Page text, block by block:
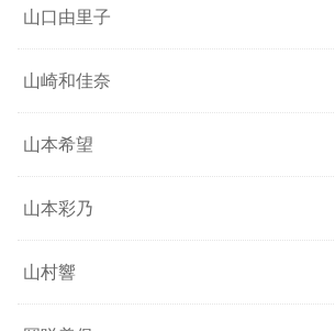
山口由里子
山崎和佳奈
山本希望
山本彩乃
山村響